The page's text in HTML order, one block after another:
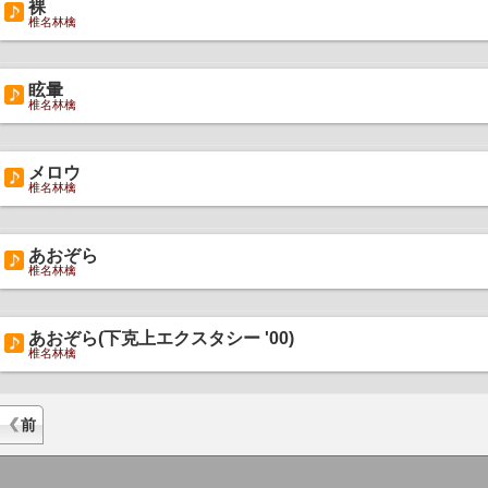
裸
椎名林檎
眩暈
椎名林檎
メロウ
椎名林檎
あおぞら
椎名林檎
あおぞら(下克上エクスタシー '00)
椎名林檎
前